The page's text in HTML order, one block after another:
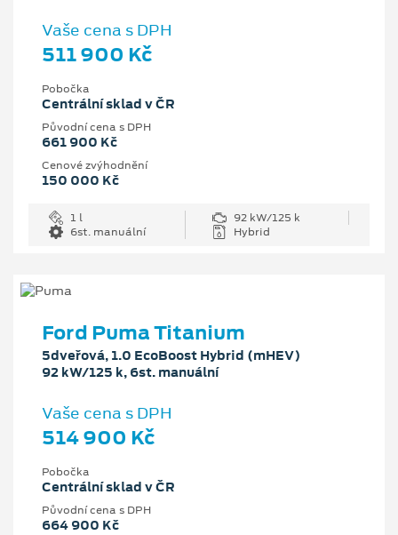
Vaše cena s DPH
511 900 Kč
Pobočka
Centrální sklad v ČR
Původní cena s DPH
661 900 Kč
Cenové zvýhodnění
150 000 Kč
1 l
92 kW/125 k
6st. manuální
Hybrid
Ford Puma Titanium
5dveřová, 1.0 EcoBoost Hybrid (mHEV)
92 kW/125 k, 6st. manuální
Vaše cena s DPH
514 900 Kč
Pobočka
Centrální sklad v ČR
Původní cena s DPH
664 900 Kč